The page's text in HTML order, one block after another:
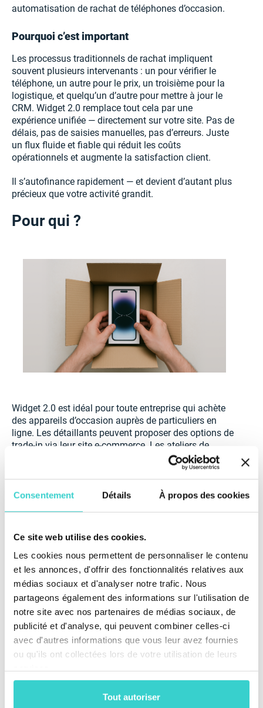
Consentement Détails À propos des cookies
Ce site web utilise des cookies.
Les cookies nous permettent de personnaliser le contenu
et les annonces, d'offrir des fonctionnalités relatives aux
médias sociaux et d'analyser notre trafic. Nous
partageons également des informations sur l'utilisation de
notre site avec nos partenaires de médias sociaux, de
publicité et d'analyse, qui peuvent combiner celles-ci
avec d'autres informations que vous leur avez fournies
ou qu'ils ont collectées lors de votre utilisation de leurs
Tout autoriser
automatisation de rachat de téléphones d’occasion.
Pourquoi c’est important
Les processus traditionnels de rachat impliquent
souvent plusieurs intervenants : un pour vérifier le
téléphone, un autre pour le prix, un troisième pour la
logistique, et quelqu’un d’autre pour mettre à jour le
CRM. Widget 2.0 remplace tout cela par une
expérience unifiée — directement sur votre site. Pas de
délais, pas de saisies manuelles, pas d’erreurs. Juste
un flux fluide et fiable qui réduit les coûts
opérationnels et augmente la satisfaction client.
Il s’autofinance rapidement — et devient d’autant plus
précieux que votre activité grandit.
Pour qui ?
Widget 2.0 est idéal pour toute entreprise qui achète
des appareils d’occasion auprès de particuliers en
ligne. Les détaillants peuvent proposer des options de
trade-in via leur site e-commerce. Les ateliers de
réparation peuvent ouvrir un nouveau canal de rachat
sans embaucher. Les reconditionneurs et grossistes
peuvent recevoir des commandes qualifiées et prêtes
à traiter sans gestion manuelle. Même les opérateurs
En résumé, si votre activité dépend des téléphones
d’occasion — Widget 2.0 est votre meilleur assistant
trade-in.
Prêt à adopter Widget 2.0 ?
Pas besoin de l’intégrer ni de le former. Pas de salaire
à verser.
Une configuration unique — et votre gestionnaire
garantis.